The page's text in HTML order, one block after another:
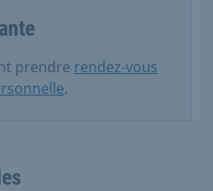
prendre rendez-vous
.